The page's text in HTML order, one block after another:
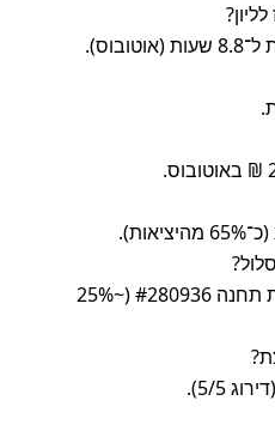
בולטת במיוחד תחנת תחנה #280936 (~25%